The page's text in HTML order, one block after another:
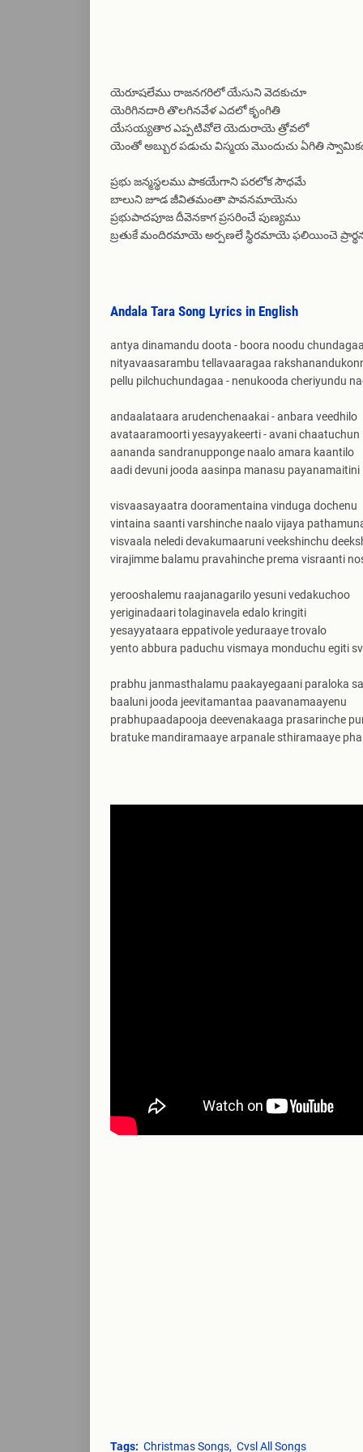
యెరూషలేము రాజనగరిలో యేసుని వెదకుచూ
యెరిగినదారి తొలగినవేళ ఎదలో కృంగితి
యేసయ్యతార ఎప్పటివోలె యెదురాయె త్రోవలో
యెంతో అబ్బుర పడుచు విస్మయ మొందుచు ఏగితి
ప్రభు జన్మస్థలము పాకయేగాని పరలోక సౌధమే
బాలుని జూడ జీవితమంతా పావనమాయెను
ప్రభుపాదపూజ దీవెనకాగ ప్రసరించే పుణ్యము
బ్రతుకే మందిరమాయె అర్పణలే స్థిరమాయె ఫలియించె
Andala Tara Song Lyrics in English
antya dinamandu doota - boora noodu chundagaa
nityavaasarambu tellavaaragaa
pellu pilchuchundagaa - nenukooda cheriyundu
andaalataara arudenchenaakai - anbara veedhilo
avataaramoorti yesayyakeerti - avani chaatuchun
aananda sandranupponge naalo amara kaantilo
aadi devuni jooda aasinpa manasu payanamaitini
visvaasayaatra dooramentaina vinduga dochenu
vintaina saanti varshinche naalo vijaya
visvaala neledi devakumaaruni veekshinchu
virajimme balamu pravahinche prema visraanti
yerooshalemu raajanagarilo yesuni vedakuchoo
yeriginadaari tolaginavela edalo kringiti
yesayyataara eppativole yeduraaye trovalo
yento abbura paduchu vismaya monduchu egiti
prabhu janmasthalamu paakayegaani paraloka
baaluni jooda jeevitamantaa paavanamaayenu
prabhupaadapooja deevenakaaga prasarinche
bratuke mandiramaaye arpanale sthiramaaye
Tags: Christmas Songs Cvsl All Songs